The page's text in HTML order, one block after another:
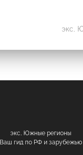
экс.
экс. Южные регионы
Ваш гид по РФ и зарубежью